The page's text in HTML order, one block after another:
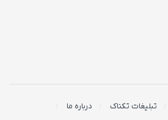
تبلیغات تکناک
درباره ما